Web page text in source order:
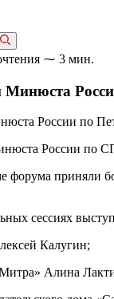
⁓ 3 мин.
Минюста
России по
форума приняли
сессиях
Калугин;
Алина